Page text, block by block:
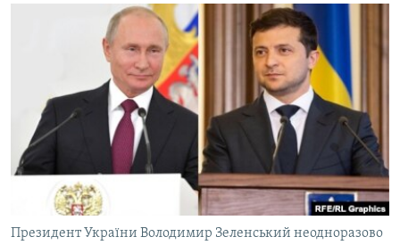
КИТАЙ.ВИКЛИКИ
МУЛЬТИМЕДІА
ФОТО
СПЕЦПРОЄКТИ
ПОДКАСТИ
Президент України Володимир Зеленський неодноразово